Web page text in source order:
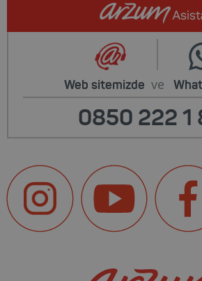
Web sitemizde ve
0850 222 1